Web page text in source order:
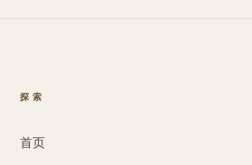
探索
首页